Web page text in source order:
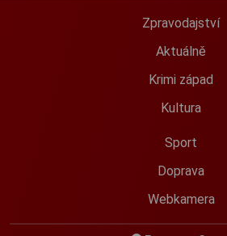
Zpravodajství
Aktuálně
Krimi západ
Kultura
Sport
Doprava
Webkamera